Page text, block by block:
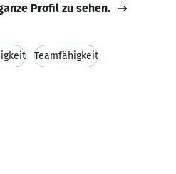
Profil zu sehen.
Teamfähigkeit